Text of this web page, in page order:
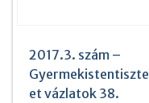
2017.3. szám –
Gyermekistentisztel
et vázlatok 38.